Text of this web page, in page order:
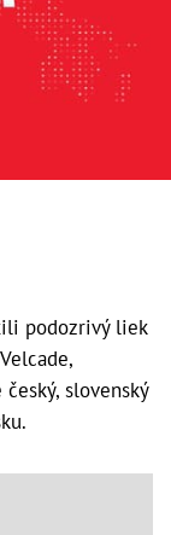
podozrivý liek
slovenský